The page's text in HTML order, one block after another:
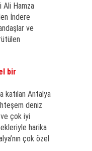
Ali Hamza
İndere
ve
bir
katılan Antalya
deniz
çok iyi
harika
çok özel